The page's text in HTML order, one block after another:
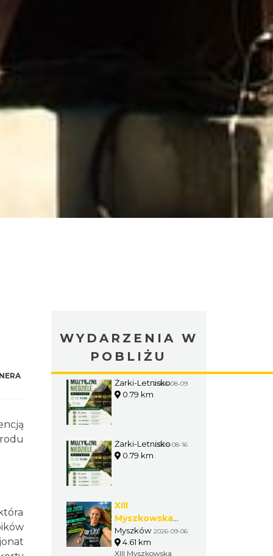
WYDARZENIA W
POBLIŻU
Żarki-Letnisko2026-08-09
0.79 km
Żarki-Letnisko2026-08-16
0.79 km
XIII
Myszkowska
Ósemka 2026 –
bieg uliczny w
Myszków 2026-09-06
4.61 km
XIII Myszkowska